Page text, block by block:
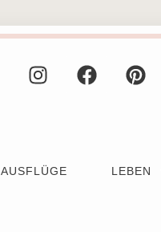
AUSFLÜGE LEBEN